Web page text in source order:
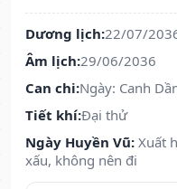
Dương lịch:22/07/
Âm lịch:29/06/2036
Can chi:Ngày: Canh
Tiết khí:Đại thử
Ngày Huyền Vũ: Xuất
xấu, không nên đi